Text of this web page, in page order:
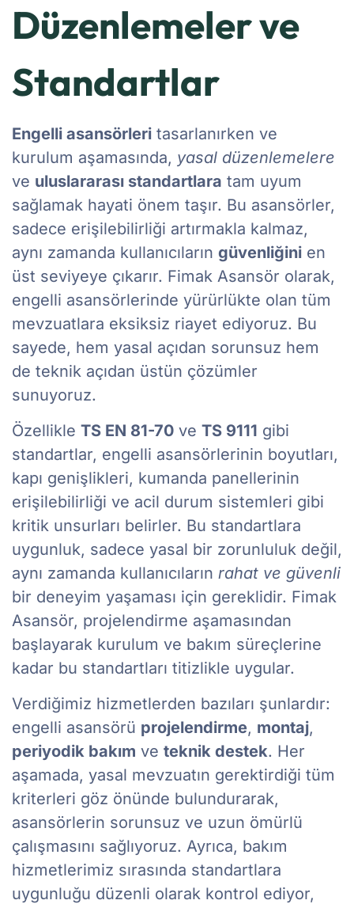
Düzenlemeler ve
Standartlar
Engelli asansörleri tasarlanırken ve
kurulum aşamasında, yasal düzenlemelere
ve uluslararası standartlara tam uyum
sağlamak hayati önem taşır. Bu asansörler,
sadece erişilebilirliği artırmakla kalmaz,
aynı zamanda kullanıcıların güvenliğini en
üst seviyeye çıkarır. Fimak Asansör olarak,
engelli asansörlerinde yürürlükte olan tüm
mevzuatlara eksiksiz riayet ediyoruz. Bu
sayede, hem yasal açıdan sorunsuz hem
de teknik açıdan üstün çözümler
sunuyoruz.
Özellikle TS EN 81-70 ve TS 9111 gibi
standartlar, engelli asansörlerinin boyutları,
kapı genişlikleri, kumanda panellerinin
erişilebilirliği ve acil durum sistemleri gibi
kritik unsurları belirler. Bu standartlara
uygunluk, sadece yasal bir zorunluluk değil,
aynı zamanda kullanıcıların rahat ve güvenli
bir deneyim yaşaması için gereklidir. Fimak
Asansör, projelendirme aşamasından
başlayarak kurulum ve bakım süreçlerine
kadar bu standartları titizlikle uygular.
Verdiğimiz hizmetlerden bazıları şunlardır:
engelli asansörü projelendirme, montaj,
periyodik bakım ve teknik destek. Her
aşamada, yasal mevzuatın gerektirdiği tüm
kriterleri göz önünde bulundurarak,
asansörlerin sorunsuz ve uzun ömürlü
çalışmasını sağlıyoruz. Ayrıca, bakım
hizmetlerimiz sırasında standartlara
uygunluğu düzenli olarak kontrol ediyor,